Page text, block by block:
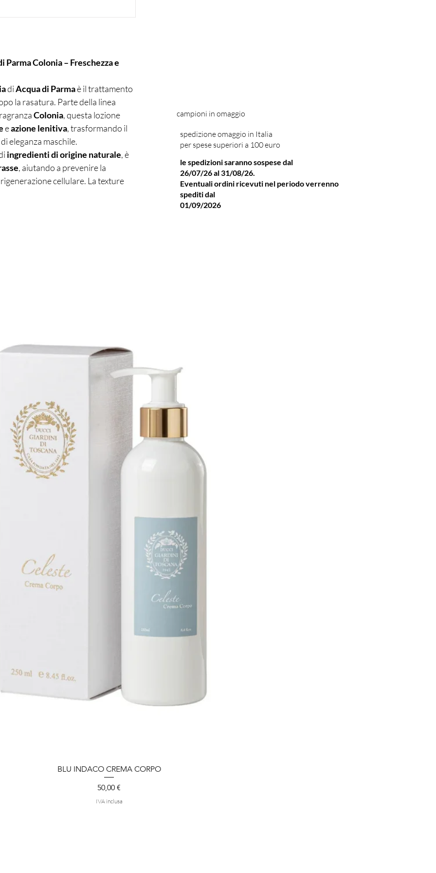
Parma Colonia – Freschezza e
diAcqua di Parmaè il trattamento
la rasatura. Parte della linea
Colonia, questa lozione
eazione lenitiva, trasformando il
eleganza maschile.
ingredienti di origine naturale, è
, aiutando a prevenire la
cellulare. La texture
lavanda e legni nobili
per completare con stile la
profumeria italiana, emblema di
di Parma e propone un’accurata
esclusivi. Ti aspettiamo in via
online su
potrai scoprire l’eccellenza
Acqua di Parma e altri
campioni in omaggio
spedizione omaggio in Italia
per spese superiori a 100 euro
le spedizioni saranno sospese dal
26/07/26 al 31/08/26.
Eventuali ordini ricevuti nel periodo verrenno
spediti dal
01/09/2026
Vista rapida
BLU INDACO CREMA CORPO
Prezzo
50,00 €
IVA inclusa